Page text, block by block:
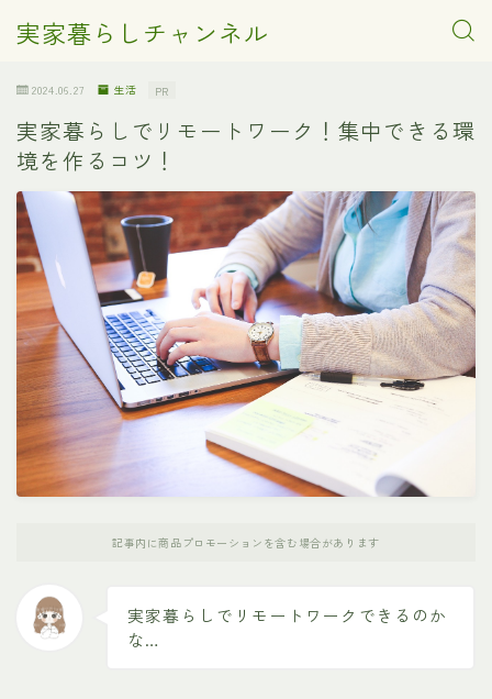
実家暮らしチャンネル
2024.06.27 生活 PR
実家暮らしでリモートワーク！集中できる環
境を作るコツ！
記事内に商品プロモーションを含む場合があります
実家暮らしでリモートワークできるのか
な…